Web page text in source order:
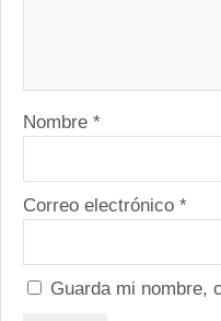
Nombre *
Correo electrónico *
Guarda mi nombre,